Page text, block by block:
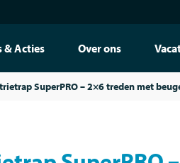
& Acties Over ons
SuperPRO – 2×6 treden met